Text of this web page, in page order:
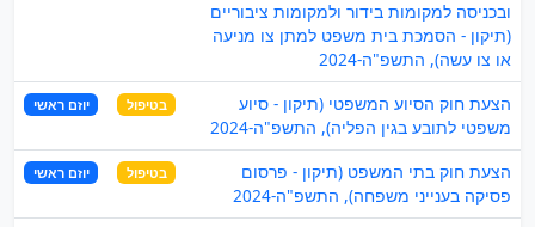
ובכניסה למקומות בידור ולמקומות ציבוריים
(תיקון - הסמכת בית משפט למתן צו מניעה
או צו עשה), התשפ"ה-2024
הצעת חוק הסיוע המשפטי (תיקון - סיוע
משפטי לתובע בגין הפליה), התשפ"ה-2024
בטיפול יוזם ראשי
הצעת חוק בתי המשפט (תיקון - פרסום
פסיקה בענייני משפחה), התשפ"ה-2024
בטיפול יוזם ראשי